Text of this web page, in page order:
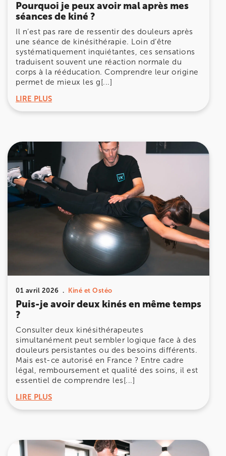
Pourquoi je peux avoir mal après mes
séances de kiné ?
Il n’est pas rare de ressentir des douleurs après
une séance de kinésithérapie. Loin d’être
systématiquement inquiétantes, ces sensations
traduisent souvent une réaction normale du
corps à la rééducation. Comprendre leur origine
permet de mieux les g[...]
LIRE PLUS
01 avril 2026 Kiné et Ostéo
Puis-je avoir deux kinés en même temps
?
Consulter deux kinésithérapeutes
simultanément peut sembler logique face à des
douleurs persistantes ou des besoins différents.
Mais est-ce autorisé en France ? Entre cadre
légal, remboursement et qualité des soins, il est
essentiel de comprendre les[...]
LIRE PLUS
8 Rue de Paris 92190 Meudon
8 Rue de Paris 92190 Meudon
01 40 95 01 09
Prenez RDV sur
Prenez RDV sur